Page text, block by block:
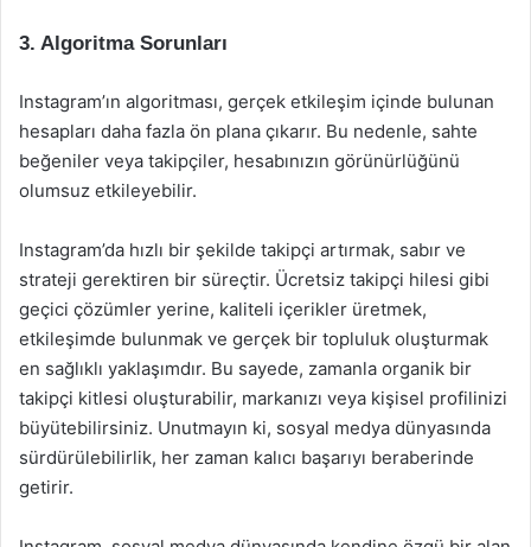
3. Algoritma Sorunları
Instagram’ın algoritması, gerçek etkileşim içinde bulunan
hesapları daha fazla ön plana çıkarır. Bu nedenle, sahte
beğeniler veya takipçiler, hesabınızın görünürlüğünü
olumsuz etkileyebilir.
Instagram’da hızlı bir şekilde takipçi artırmak, sabır ve
strateji gerektiren bir süreçtir. Ücretsiz takipçi hilesi gibi
geçici çözümler yerine, kaliteli içerikler üretmek,
etkileşimde bulunmak ve gerçek bir topluluk oluşturmak
en sağlıklı yaklaşımdır. Bu sayede, zamanla organik bir
takipçi kitlesi oluşturabilir, markanızı veya kişisel profilinizi
büyütebilirsiniz. Unutmayın ki, sosyal medya dünyasında
sürdürülebilirlik, her zaman kalıcı başarıyı beraberinde
getirir.